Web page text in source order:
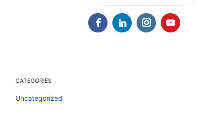
CATEGORIES
Uncategorized